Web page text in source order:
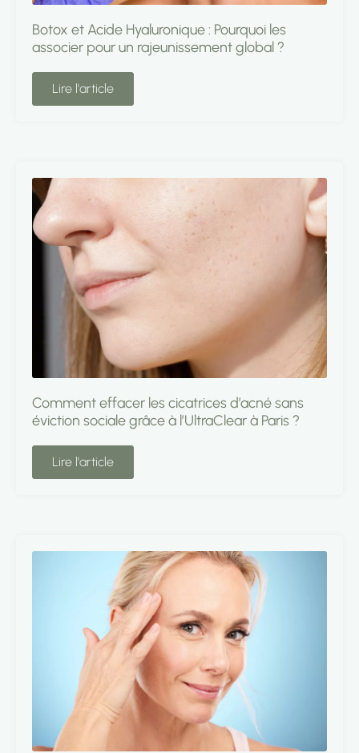
Botox et Acide Hyaluronique : Pourquoi les
associer pour un rajeunissement global ?
Lire l'article
Comment effacer les cicatrices d’acné sans
éviction sociale grâce à l’UltraClear à Paris ?
Lire l'article